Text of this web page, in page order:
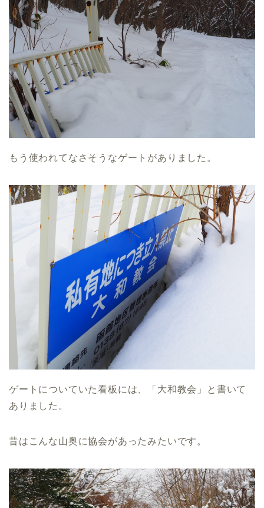
もう使われてなさそうなゲートがありました。
ゲートについていた看板には、「大和教会」と書いて
ありました。
昔はこんな山奥に協会があったみたいです。